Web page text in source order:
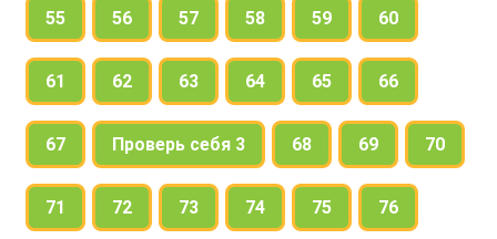
55 56 57 58 59 60
61 62 63 64 65 66
67 Проверь себя 3 68 69 70
71 72 73 74 75 76